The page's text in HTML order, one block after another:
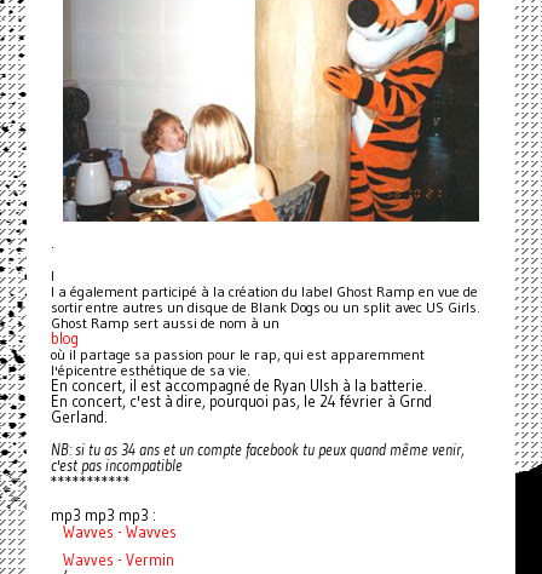
.
I
l a également participé à la création du label Ghost Ramp en vue de
sortir entre autres un disque de Blank Dogs ou un split avec US Girls.
Ghost Ramp sert aussi de nom à un
blog
où il partage sa passion pour le rap, qui est apparemment
l'épicentre esthétique de sa vie.
En concert, il est accompagné de Ryan Ulsh à la batterie.
En concert, c'est à dire, pourquoi pas, le 24 février à Grnd
Gerland.
NB: si tu as 34 ans et un compte facebook tu peux quand même venir,
c'est pas incompatible
***********
mp3 mp3 mp3 :
Wavves - Wavves
Wavves - Vermin